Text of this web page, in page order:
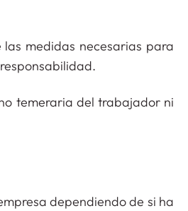
medidas necesarias para
temeraria del trabajador ni
dependiendo de si ha